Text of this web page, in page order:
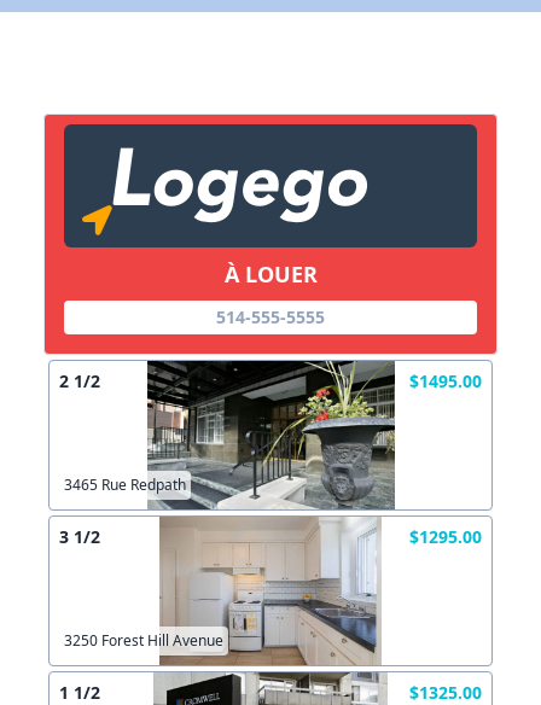
À LOUER
514-555-5555
2 1/2 $1495.00
3465 Rue Redpath
3 1/2 $1295.00
3250 Forest Hill Avenue
1 1/2 $1325.00
Lien vers inscription (sera inclus dans courriel)
Copier lien
X Fermer
X Fermer